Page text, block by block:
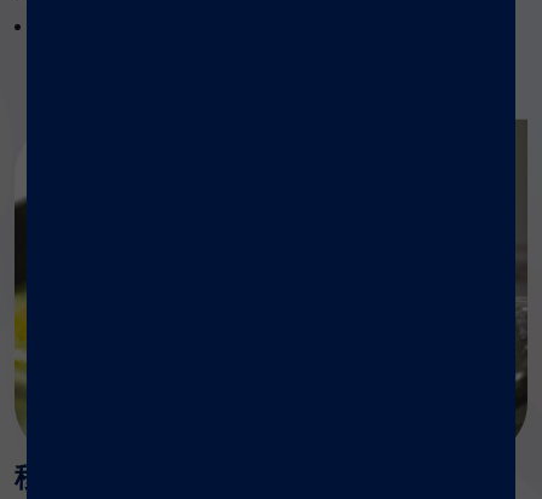
移液装置注意事项